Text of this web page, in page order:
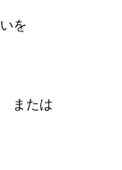
を
または